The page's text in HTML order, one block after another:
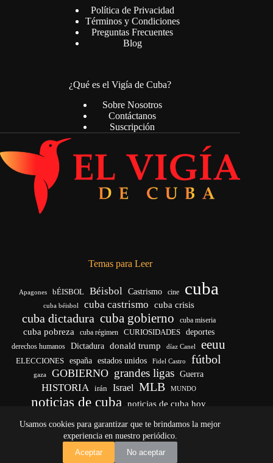
Usamos cookies para garantizar que te brindamos la mejor
experiencia en nuestro periódico.
Aceptar
No aceptar
Política de Privacidad
Términos y Condiciones
Preguntas Frecuentes
Blog
¿Qué es el Vigía de Cuba?
Sobre Nosotros
Contáctanos
Suscripción
Temas para Leer
Apagones bÉISBOL Béisbol Castrismo cine cuba
cuba béisbol cuba castrismo cuba crisis
cuba dictadura cuba gobierno cuba miseria
cuba pobreza cuba régimen CURIOSIDADES deportes
derechos humanos Dictadura donald trump díaz Canel eeuu
ELECCIONES españa estados unidos Fidel Castro fútbol
gaza GOBIERNO grandes ligas Guerra
HISTORIA irán Israel MLB MUNDO
noticias de cuba
noticias de cuba hoy
vida yankees
Copyright © 2026 - El Vigía de Cuba
Desarrollo, mantenimiento web y SEO por